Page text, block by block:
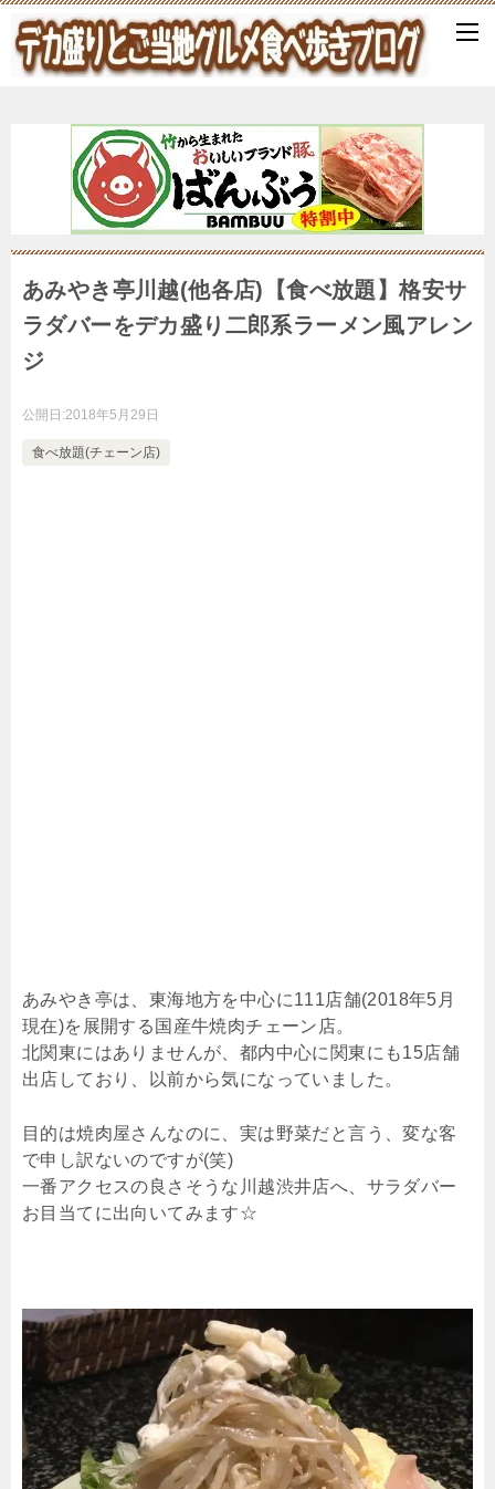
あみやき亭川越(他各店)【食べ放題】格安サ
ラダバーをデカ盛り二郎系ラーメン風アレン
ジ
公開日:2018年5月29日
食べ放題(チェーン店)
あみやき亭は、東海地方を中心に111店舗(2018年5月
現在)を展開する国産牛焼肉チェーン店。
北関東にはありませんが、都内中心に関東にも15店舗
出店しており、以前から気になっていました。
目的は焼肉屋さんなのに、実は野菜だと言う、変な客
で申し訳ないのですが(笑)
一番アクセスの良さそうな川越渋井店へ、サラダバー
お目当てに出向いてみます☆